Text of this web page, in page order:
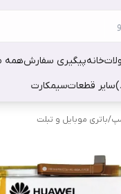
خانهپیگیری سفارشهمه
سایر قطعاتسیمکارت
/باتری موبایل و تبلت